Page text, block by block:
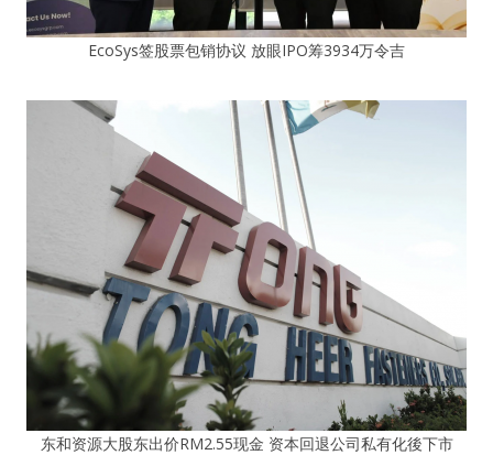
EcoSys签股票包销协议 放眼IPO筹3934万令吉
东和资源大股东出价RM2.55现金 资本回退公司私有化後下市